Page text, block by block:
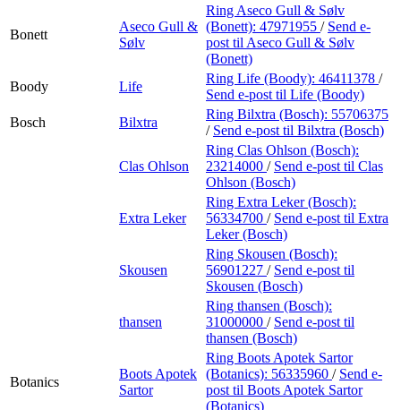
Bonett
Aseco Gull &
Sølv
Ring Aseco Gull & Sølv
(Bonett): 47971955 / Send e-
post til Aseco Gull & Sølv
(Bonett)
Boody
Life
Ring Life (Boody): 46411378 /
Send e-post til Life (Boody)
Bosch
Bilxtra
Ring Bilxtra (Bosch): 55706375
/ Send e-post til Bilxtra (Bosch)
Clas Ohlson
Ring Clas Ohlson (Bosch):
23214000 / Send e-post til Clas
Ohlson (Bosch)
Extra Leker
Ring Extra Leker (Bosch):
56334700 / Send e-post til Extra
Leker (Bosch)
Skousen
Ring Skousen (Bosch):
56901227 / Send e-post til
Skousen (Bosch)
thansen
Ring thansen (Bosch):
31000000 / Send e-post til
thansen (Bosch)
Botanics
Boots Apotek
Sartor
Ring Boots Apotek Sartor
(Botanics): 56335960 / Send e-
post til Boots Apotek Sartor
(Botanics)